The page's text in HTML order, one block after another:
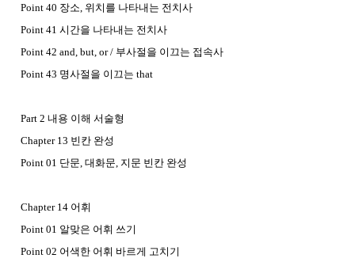
Point 40 장소, 위치를 나타내는 전치사
Point 41 시간을 나타내는 전치사
Point 42 and, but, or / 부사절을 이끄는 접속사
Point 43 명사절을 이끄는 that
Part 2 내용 이해 서술형
Chapter 13 빈칸 완성
Point 01 단문, 대화문, 지문 빈칸 완성
Chapter 14 어휘
Point 01 알맞은 어휘 쓰기
Point 02 어색한 어휘 바르게 고치기